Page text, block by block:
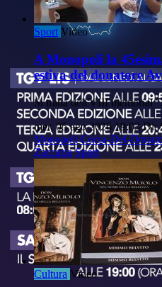
Sport Video
A Monopoli la
estiva del donatore
Si tratta dell'VIII memorial
mer, 05 ago 2026 19:03 Di:
Monopoli Corsa-Del-
Zaccaria Sport
Cultura Video